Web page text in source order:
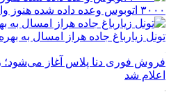
۳۰۰۰ اتوبوس وعده داده شده هنوز وارد طرح اربعین نشده است
تونل زیارباغ جاده هراز امسال به
فروش فوری دنا پلاس آغاز می‌شود؛
اعلام شد